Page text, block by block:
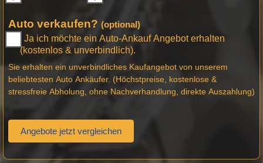
Auto verkaufen? (optional)
Ja ich möchte ein Auto-Ankauf Angebot erhalten
(kostenlos & unverbindlich).
Sie erhalten ein unverbindliches Kaufangebot von unserem
beliebtesten Auto Ankäufer. (Höchstpreise, kostenlose &
stressfreie Abholung, ohne Nachverhandlung, direkte Auszahlung)
Angebote jetzt vergleichen